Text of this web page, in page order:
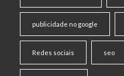
publicidade no google
Redes sociais seo